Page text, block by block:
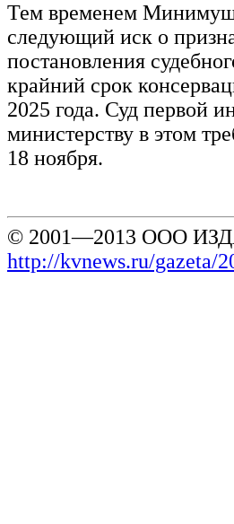
Тем временем
следующий иск о
постановления
крайний срок
2025 года. Суд первой
министерству в этом
18 ноября.
© 2001—2013 ООО
http://kvnews.ru/gazeta/